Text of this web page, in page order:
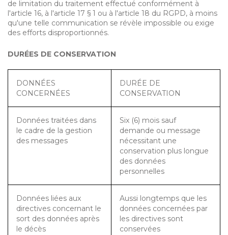
de limitation du traitement effectué conformément à
l'article 16, à l'article 17 § 1 ou à l'article 18 du RGPD, à moins
qu'une telle communication se révèle impossible ou exige
des efforts disproportionnés.
DURÉES DE CONSERVATION
DONNÉES
CONCERNÉES
DURÉE DE
CONSERVATION
Données traitées dans
le cadre de la gestion
des messages
Six (6) mois sauf
demande ou message
nécessitant une
conservation plus longue
des données
personnelles
Données liées aux
directives concernant le
sort des données après
le décès
Aussi longtemps que les
données concernées par
les directives sont
conservées